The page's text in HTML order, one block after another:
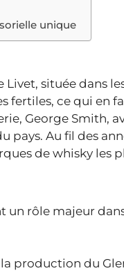
unique
Livet, située dans
fertiles, ce qui
George Smith,
Au fil des
de whisky les
rôle majeur
la production du